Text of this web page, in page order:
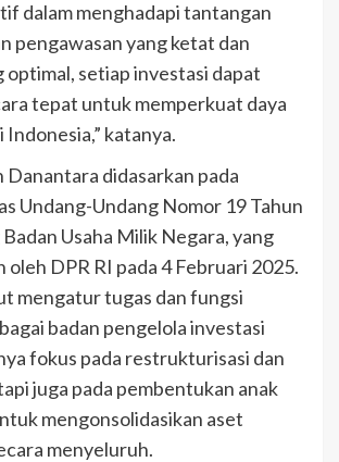
dalam menghadapi tantangan
pengawasan yang ketat dan
optimal, setiap investasi dapat
tepat untuk memperkuat daya
Indonesia,” katanya.
Danantara didasarkan pada
Undang-Undang Nomor 19 Tahun
Usaha Milik Negara, yang
oleh DPR RI pada 4 Februari 2025.
mengatur tugas dan fungsi
badan pengelola investasi
fokus pada restrukturisasi dan
juga pada pembentukan anak
mengonsolidasikan aset
menyeluruh.